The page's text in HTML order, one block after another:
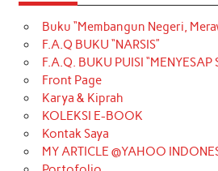
Buku “Membangun Negeri,
F.A.Q BUKU “NARSIS”
F.A.Q. BUKU PUISI “MENYESAP
Front Page
Karya & Kiprah
KOLEKSI E-BOOK
Kontak Saya
MY ARTICLE @YAHOO